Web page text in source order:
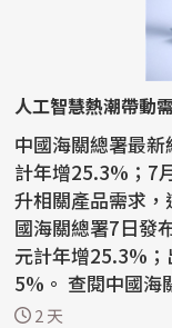
人工智慧熱潮帶動
中國海關總署最
計年增25.3%；7
升相關產品需求，
國海關總署7日發
元計年增25.3%
5%。 查閱中國海關總署最新統計資料可發現，中國7月
積體電路...
2 天